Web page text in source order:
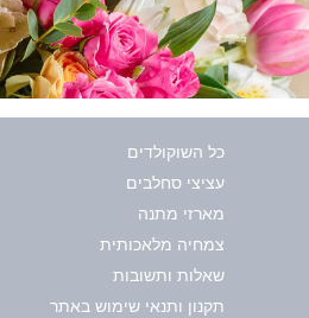
כל השוקולדים
עציצי סחלבים
מארזי מתנה
צמחיה מלאכותית
שאלות ותשובות
תקנון ותנאי שימוש באתר